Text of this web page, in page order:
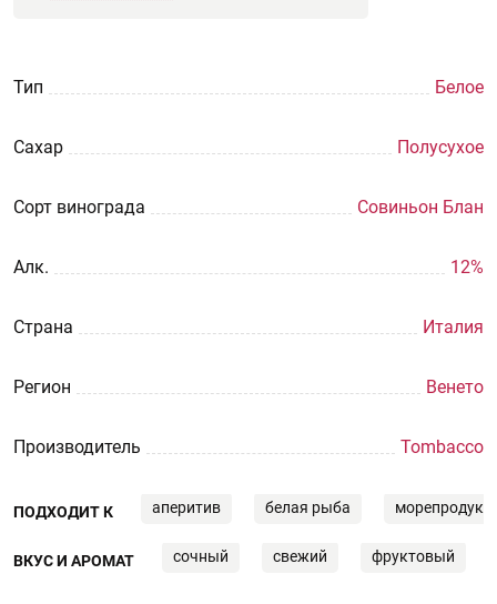
Тип Белое
Сахар Полусухое
Сорт винограда Совиньон Блан
Aлк. 12%
Страна Италия
Регион Венето
Производитель Tombacco
ПОДХОДИТ К аперитив белая рыба
ВКУС И АРОМАТ сочный свежий фруктовый